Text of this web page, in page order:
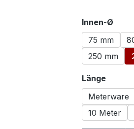
Innen-Ø
75 mm
250 mm
Länge
Meterware
10 Meter